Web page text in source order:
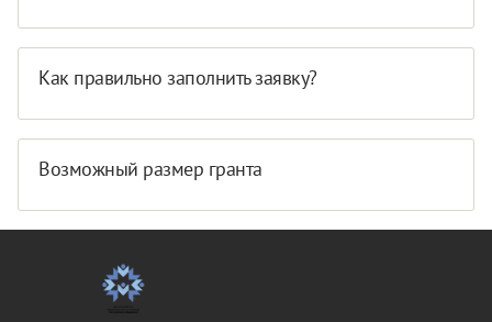
Как правильно заполнить заявку?
Возможный размер гранта